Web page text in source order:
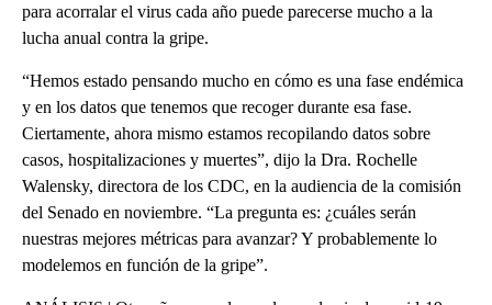
para acorralar el virus cada año puede parecerse mucho a la
lucha anual contra la gripe.
“Hemos estado pensando mucho en cómo es una fase endémica
y en los datos que tenemos que recoger durante esa fase.
Ciertamente, ahora mismo estamos recopilando datos sobre
casos, hospitalizaciones y muertes”, dijo la Dra. Rochelle
Walensky, directora de los CDC, en la audiencia de la comisión
del Senado en noviembre. “La pregunta es: ¿cuáles serán
nuestras mejores métricas para avanzar? Y probablemente lo
modelemos en función de la gripe”.